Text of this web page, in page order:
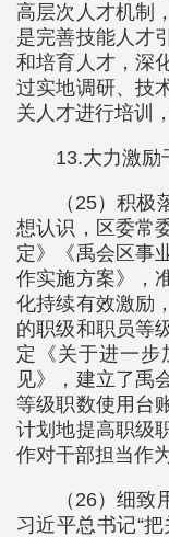
高层次人才机制
是完善技能人才
和培育人才，深
过实地调研、技
关人才进行培训
13.大力激励
（25）积
想认识，区委常
定》《禹会区事
作实施方案》，
化持续有效激励
的职级和职员等
定《关于进一步
见》，建立了禹
等级职数使用台
计划地提高职级
作对干部担当作
（26）细
习近平总书记“